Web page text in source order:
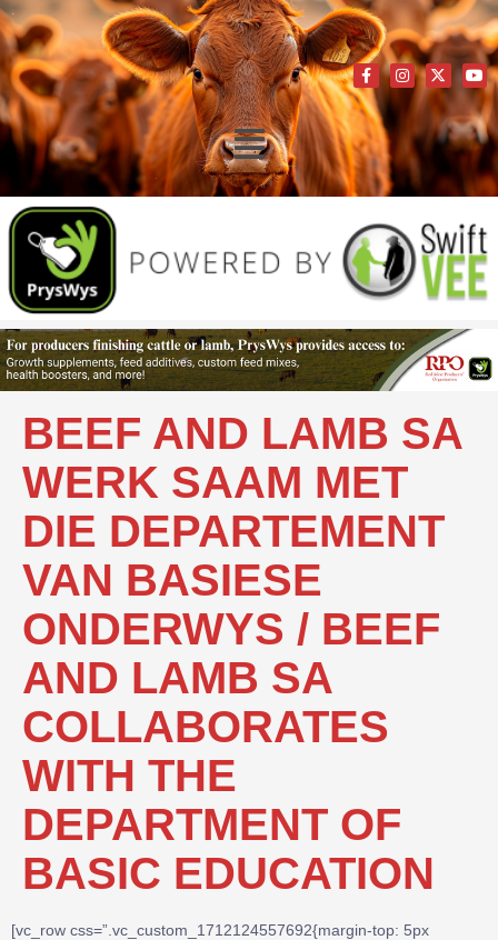
BEEF AND LAMB SA
WERK SAAM MET
DIE DEPARTEMENT
VAN BASIESE
ONDERWYS / BEEF
AND LAMB SA
COLLABORATES
WITH THE
DEPARTMENT OF
BASIC EDUCATION
[vc_row css=”.vc_custom_1712124557692{margin-top: 5px